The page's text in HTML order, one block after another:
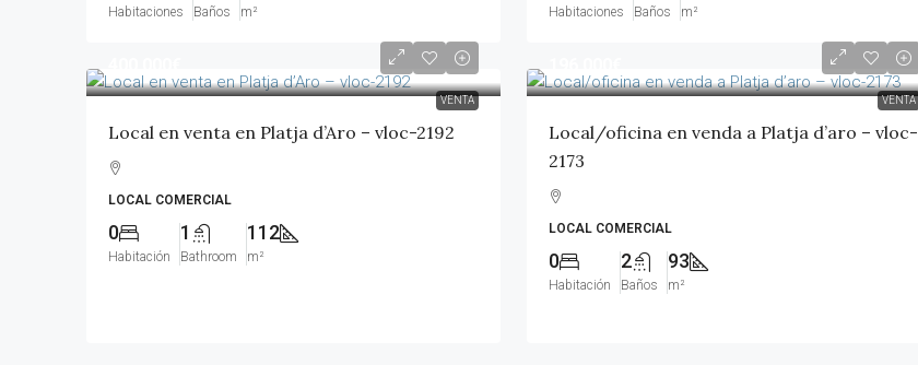
Habitaciones Baños m² Habitaciones Baños m²
VENTA
Local en venta en Platja d’Aro – vloc-2192
LOCAL COMERCIAL
0
Habitación
1
Bathroom
112
m²
VENTA
Local/oficina en venda a Platja d’aro – vloc-
2173
LOCAL COMERCIAL
0
Habitación
2
Baños
93
m²